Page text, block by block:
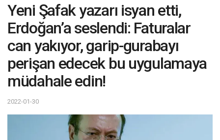
Yeni Şafak yazarı isyan etti,
Erdoğan’a seslendi: Faturalar
can yakıyor, garip-gurabayı
perişan edecek bu uygulamaya
müdahale edin!
2022-01-30